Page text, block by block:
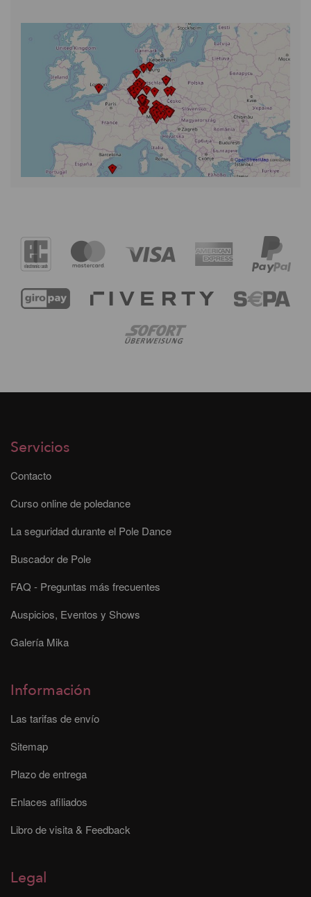
Servicios
Contacto
Curso online de poledance
La seguridad durante el Pole Dance
Buscador de Pole
FAQ - Preguntas más frecuentes
Auspicios, Eventos y Shows
Galería Mika
Información
Las tarifas de envío
Sitemap
Plazo de entrega
Enlaces afiliados
Libro de visita & Feedback
Legal